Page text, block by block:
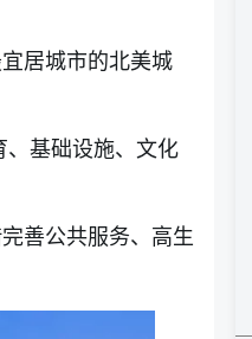
居城市的北美城
、基础设施、文化
善公共服务、高生